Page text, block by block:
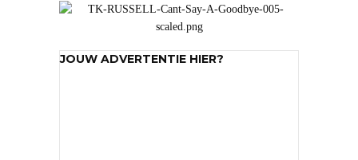
JOUW ADVERTENTIE HIER?